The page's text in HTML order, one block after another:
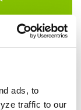
ads, to
traffic to our